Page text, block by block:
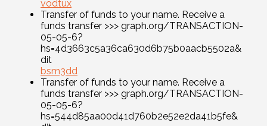
vodtux
Transfer of funds to your name. Receive a
funds transfer >>> graph.org/TRANSACTION-
05-05-6?
hs=4d3663c5a36ca630d6b75b0aacb5502a&
dit
bsm3dd
Transfer of funds to your name. Receive a
funds transfer >>> graph.org/TRANSACTION-
05-05-6?
hs=544d85aa00d41d760b2e52e2da41b5fe&